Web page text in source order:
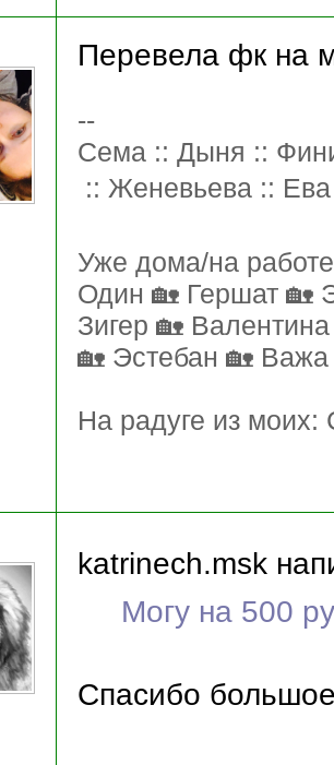
Перевела фк на
--
Сема :: Дыня ::
:: Женевьева ::
Уже дома/на
Один 🏡 Гершат 🏡
Зигер 🏡
🏡 Эстебан 🏡
На радуге из
katrinech.msk
Могу на 500
Спасибо